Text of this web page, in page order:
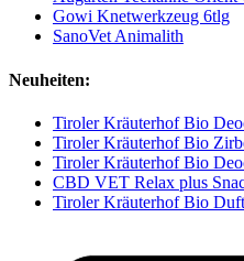
Gowi Knetwerkzeug 6tlg
SanoVet Animalith
Neuheiten:
Tiroler Kräuterhof Bio
Tiroler Kräuterhof Bio
Tiroler Kräuterhof Bio
CBD VET Relax plus
Tiroler Kräuterhof Bio